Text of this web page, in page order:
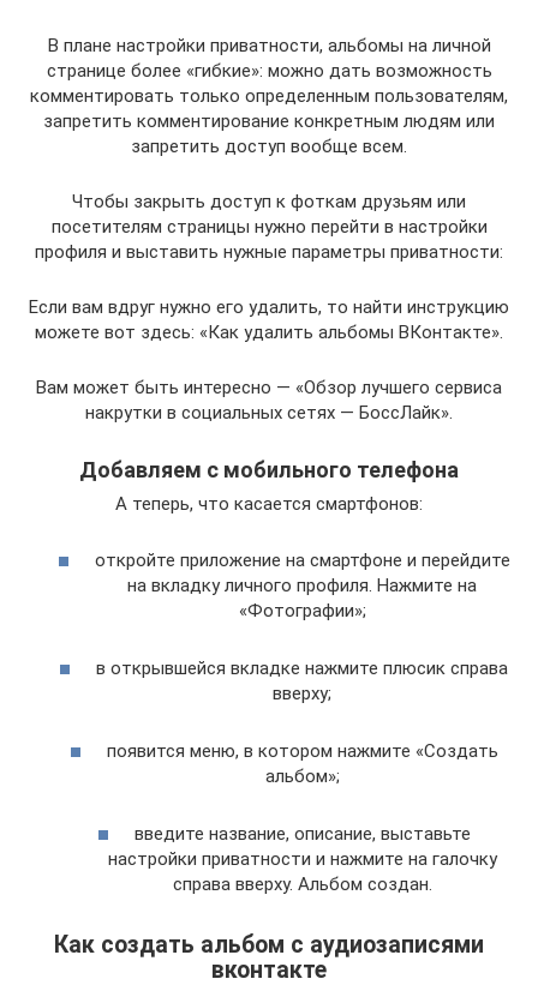
В плане настройки приватности, альбомы на личной
странице более «гибкие»: можно дать возможность
комментировать только определенным пользователям,
запретить комментирование конкретным людям или
запретить доступ вообще всем.
Чтобы закрыть доступ к фоткам друзьям или
посетителям страницы нужно перейти в настройки
профиля и выставить нужные параметры приватности:
Если вам вдруг нужно его удалить, то найти инструкцию
можете вот здесь: «Как удалить альбомы ВКонтакте».
Вам может быть интересно — «Обзор лучшего сервиса
накрутки в социальных сетях — БоссЛайк».
Добавляем с мобильного телефона
А теперь, что касается смартфонов:
откройте приложение на смартфоне и перейдите
на вкладку личного профиля. Нажмите на
«Фотографии»;
в открывшейся вкладке нажмите плюсик справа
вверху;
появится меню, в котором нажмите «Создать
альбом»;
введите название, описание, выставьте
настройки приватности и нажмите на галочку
справа вверху. Альбом создан.
Как создать альбом с аудиозаписями
вконтакте